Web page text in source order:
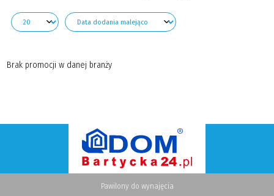
Brak promocji w danej branży
Pawilony do wynajęcia